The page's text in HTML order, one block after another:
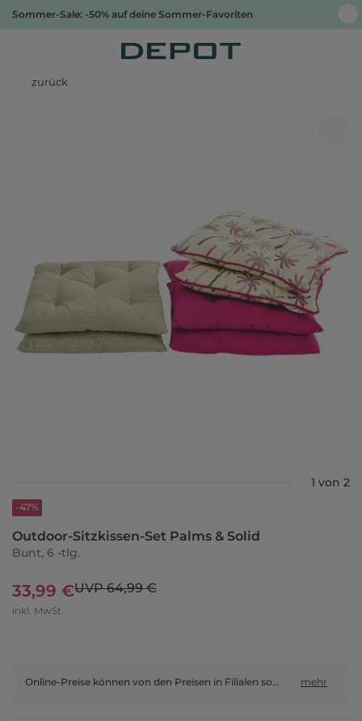
Sommer-Sale: -50% auf deine Sommer-Favoriten
zurück
1 von 2
-47%
Outdoor-Sitzkissen-Set Palms & Solid
Bunt, 6 -tlg.
33,99 €UVP 64,99 €
inkl. MwSt
Online-Preise können von den Preisen in Filialen sowie Shop-in-Shop-Flächen abweichen. mehr